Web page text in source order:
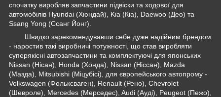
спочатку виробляв запчастини підвіски та ходової для
автомобілів Hyundai (Хюндай), Kia (Кіа), Daewoo (Део) та
Ssang Yong (Ссанг Йонг).
Швидко зарекомендувавши себе дуже надійним брендом
- наростив такі виробничі потужності, що став виробляти
суперякісні автозапчастини та комплектуючі для японських
Nissan (Нісан), Honda (Хонда), Nissan (Ніссан), Mazda
(Мазда), Mitsubishi (Міцубісі), для європейського автопрому -
Volkswagen (Фольксваген), Renault (Рено), Chevrolet
(Шевроле), Mercedes (Мерседес), Audi (Ауді), Peugeot (Пежо),